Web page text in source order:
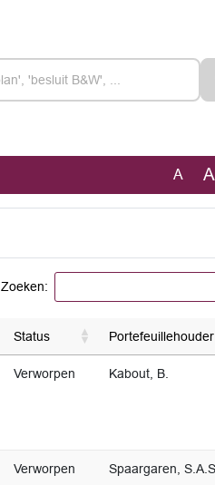
A A
Zoeken:
Status Portefeuillehouder
Verworpen Kabout, B.
Verworpen Spaargaren, S.A.S.